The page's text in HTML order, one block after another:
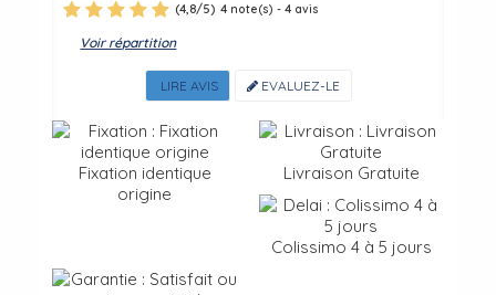
(4,8/5) 4 note(s) -4 avis
Voir répartition
LIRE AVIS EVALUEZ-LE
Fixation identique
origine
Livraison Gratuite
Colissimo 4 à 5 jours